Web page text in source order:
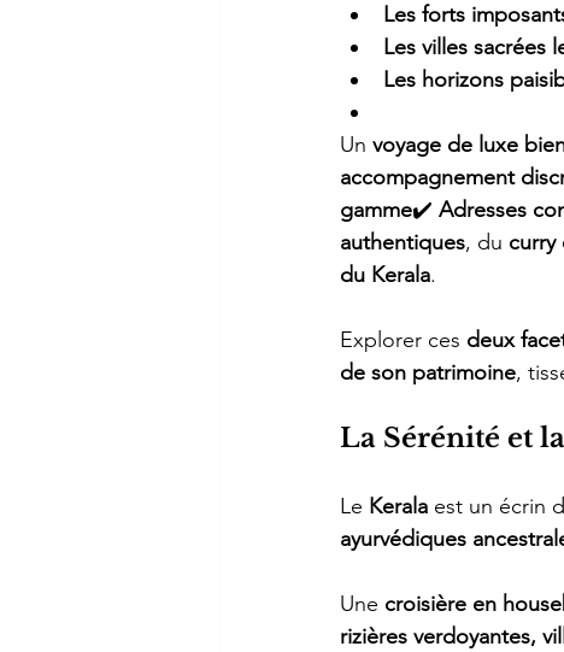
Les forts
Les villes sacrées
Les horizons
Un voyage de luxe
accompagnement
gamme✔️ Adresses
authentiques, du curry
du Kerala.
Explorer ces deux
de son patrimoine,
La Sérénité et
Le Kerala est un écrin
ayurvédiques
Une croisière en
rizières verdoyantes,